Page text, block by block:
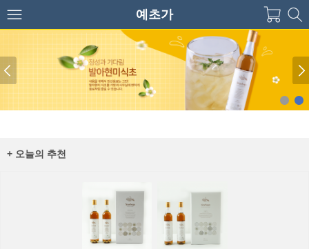
예초가
+ 오늘의 추천